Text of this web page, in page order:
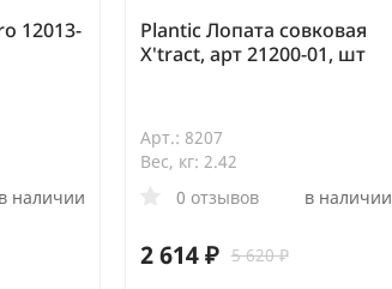
12013-
в наличии
Plantic Лопата совковая
X'tract, арт 21200-01, шт
Арт.: 8207
Вес, кг: 2.42
0 отзывов
в наличии
2 614 ₽ 5 620 ₽